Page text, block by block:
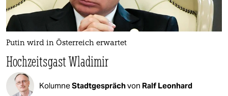
Putin wird in Österreich erwartet
Hochzeitsgast Wladimir
KolumneStadtgesprächvon Ralf Leonhard